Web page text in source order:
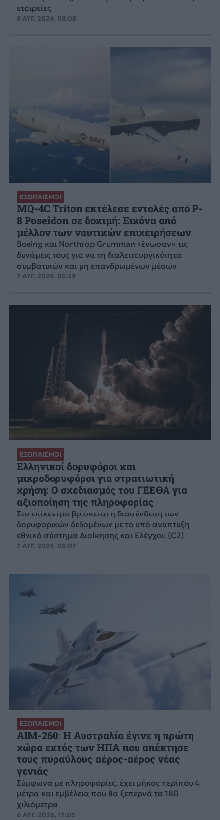
εταιρείες
8 ΑΥΓ. 2026, 08:08
ΕΞΟΠΛΙΣΜΟΙ
MQ-4C Triton εκτέλεσε εντολές από P-
8 Poseidon σε δοκιμή: Εικόνα από
μέλλον των ναυτικών επιχειρήσεων
Boeing και Northrop Grumman «ένωσαν» τις
δυνάμεις τους για να τη διαλειτουργικότητα
συμβατικών και μη επανδρωμένων μέσων
7 ΑΥΓ. 2026, 05:39
ΕΞΟΠΛΙΣΜΟΙ
Ελληνικοί δορυφόροι και
μικροδορυφόροι για στρατιωτική
χρήση: Ο σχεδιασμός του ΓΕΕΘΑ για
αξιοποίηση της πληροφορίας
Στο επίκεντρο βρίσκεται η διασύνδεση των
δορυφορικών δεδομένων με το υπό ανάπτυξη
εθνικό σύστημα Διοίκησης και Ελέγχου (C2)
7 ΑΥΓ. 2026, 05:07
ΕΞΟΠΛΙΣΜΟΙ
AIM-260: Η Αυστραλία έγινε η πρώτη
χώρα εκτός των ΗΠΑ που απέκτησε
τους πυραύλους αέρος-αέρος νέας
γενιάς
Σύμφωνα με πληροφορίες, έχει μήκος περίπου 4
μέτρα και εμβέλεια που θα ξεπερνά τα 180
χιλιόμετρα
6 ΑΥΓ. 2026, 17:03